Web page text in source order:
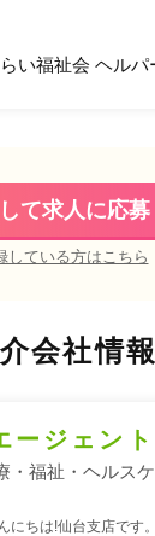
い福祉会 ヘル
て求人に応募
している方はこちら
会社情報
ージェント
・福祉・ヘルス
にちは!仙台支店で